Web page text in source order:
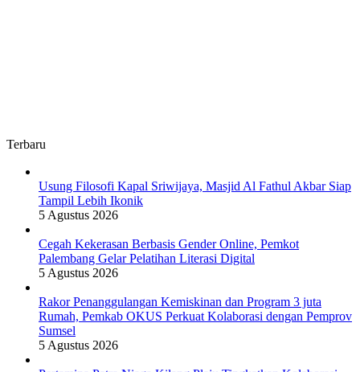
Terbaru
Usung Filosofi Kapal Sriwijaya, Masjid Al Fathul Akbar Siap
Tampil Lebih Ikonik
5 Agustus 2026
Cegah Kekerasan Berbasis Gender Online, Pemkot
Palembang Gelar Pelatihan Literasi Digital
5 Agustus 2026
Rakor Penanggulangan Kemiskinan dan Program 3 juta
Rumah, Pemkab OKUS Perkuat Kolaborasi dengan Pemprov
Sumsel
5 Agustus 2026